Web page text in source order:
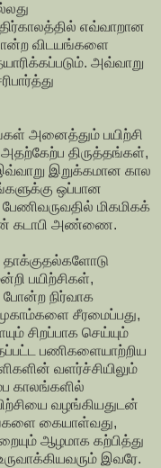
எவ்வாறான
விடயங்களை
அவ்வாறு
அனைத்தும் பயிற்சி
அதற்கேற்ப திருத்தங்கள்,
இறுக்கமான கால
ஒப்பான
மிகமிகக்
கடாபி அண்ணை.
பயிற்சிகள்,
போன்ற நிர்வாக
சீரமைப்பது,
சிறப்பாக செய்யும்
பணிகளையாற்றிய
வளர்ச்சியிலும்
காலங்களில்
வழங்கியதுடன்
கையாள்வது,
ஆழமாக கற்பித்து
இவரே.